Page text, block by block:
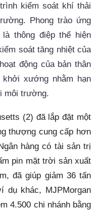
kiểm soát khí thải
Phong trào ứng
soát tăng nhiệt của
động của bản thân
xướng nhằm hạn
môi trường.
(2) đã lắp đặt một
thượng cung cấp hơn
hàng có tài sản trị
pin mặt trời sản xuất
, đã giúp giảm 36 tấn
dụ khác, MJPMorgan